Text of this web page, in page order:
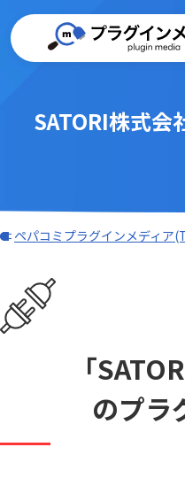
SATORI株式会
ペパコミプラグインメディア
「
のプラ